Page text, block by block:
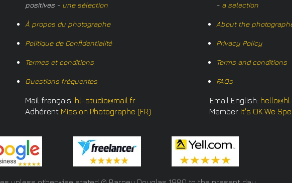
positives - une sélection
À propos du photographe
Politique de Confidentialité
Termes et conditions
Questions fréquentes
- a selection
About the
Privacy Policy
Terms and conditions
FAQs
Mail français: hl-studio@mail.fr Email English:
Adhérent Mission Photographe (FR) Member It's OK We